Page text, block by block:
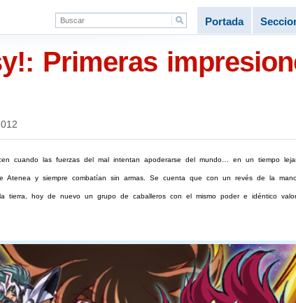
Portada
Primeras
cuando las fuerzas del mal intentan apoderarse del mundo… en un tiempo
Atenea y siempre combatían sin armas. Se cuenta que con un revés de la
tierra, hoy de nuevo un grupo de caballeros con el mismo poder e idéntico